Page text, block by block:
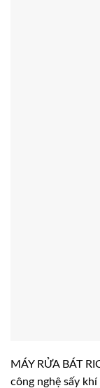
MÁY RỬA BÁT
công nghệ sấy